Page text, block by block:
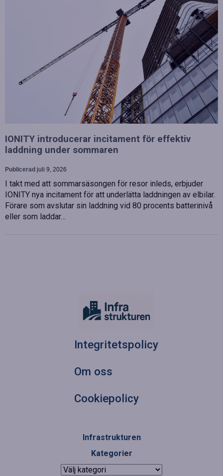
IONITY introducerar incitament för effektiv
laddning under sommaren
Publicerad juli 9, 2026
I takt med att sommarsäsongen för resor inleds, erbjuder
IONITY nya incitament för att underlätta laddningen av elbilar.
Förare som avslutar sin laddning vid 80 procents batterinivå
eller som laddar…
Integritetspolicy
Om oss
Cookiepolicy
Infrastrukturen
Kategorier
Kategorier